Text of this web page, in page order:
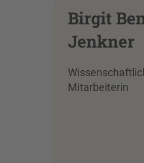
Birgit
Jenkner
Mitarbeiterin